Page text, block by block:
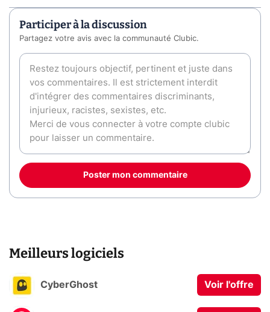
Participer à la discussion
Partagez votre avis avec la communauté Clubic.
Poster mon commentaire
Meilleurs logiciels
CyberGhost Voir l'offre